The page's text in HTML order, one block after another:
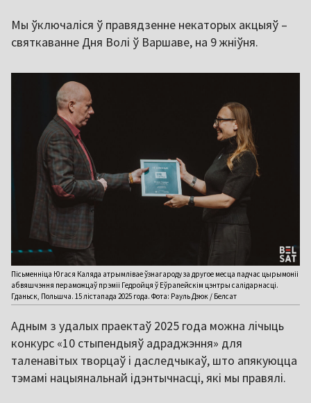
Мы ўключаліся ў правядзенне некаторых акцыяў –
святкаванне Дня Волі ў Варшаве, на 9 жніўня.
Пісьменніца Югася Каляда атрымлівае ўзнагароду за другое месца падчас цырымоніі
абвяшчэння пераможцаў прэміі Гедройця ў Еўрапейскім цэнтры салідарнасці.
Гданьск, Польшча. 15 лістапада 2025 года. Фота: Рауль Дзюк / Белсат
Адным з удалых праектаў 2025 года можна лічыць
конкурс «10 стыпендыяў адраджэння» для
таленавітых творцаў і даследчыкаў, што апякуюцца
тэмамі нацыянальнай ідэнтычнасці, які мы правялі.